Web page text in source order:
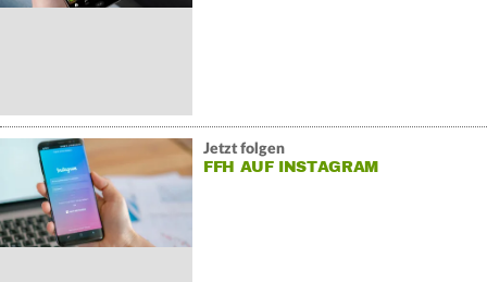
Jetzt folgen
FFH AUF INSTAGRAM